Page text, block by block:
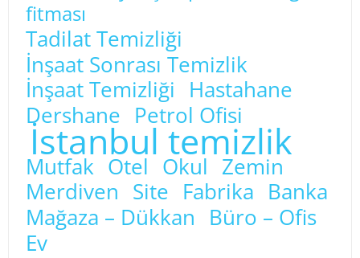
fitması
Tadilat Temizliği
İnşaat Sonrası Temizlik
İnşaat Temizliği Hastahane
Dershane Petrol Ofisi
İstanbul temizlik
Mutfak Otel Okul Zemin
Merdiven Site Fabrika Banka
Mağaza – Dükkan Büro – Ofis
Ev